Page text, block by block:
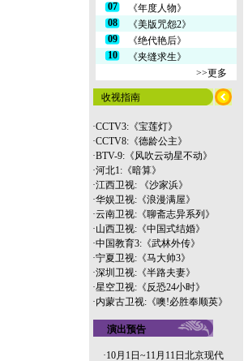
07
《年度人物》
08
《美版咒怨2》
09
《绝代艳后》
10
《夹缝求生》
>>更多
收视指南
·CCTV3:《宝莲灯》
·CCTV8:《德龄公主》
·BTV-9:《风吹云动星不动》
·河北1:《暗算》
·江西卫视: 《沙家浜》
·华娱卫视:《浪漫满屋》
·云南卫视:《聊斋志异系列》
·山西卫视:《中国式结婚》
·中国教育3:《武林外传》
·宁夏卫视:《马大帅3》
·深圳卫视:《半路夫妻》
·星空卫视:《反恐24小时》
·内蒙古卫视:《噢!必胜奉顺英》
演出预告
·10月1日~11月11日北京现代